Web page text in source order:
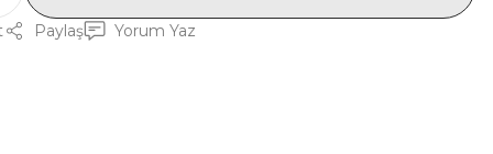
Paylaş Yorum Yaz